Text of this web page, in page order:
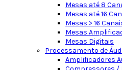
Mesas até 8
Mesas até 16
Mesas > 16
Mesas
Mesas Digitais
Processamento de
Amplificadores